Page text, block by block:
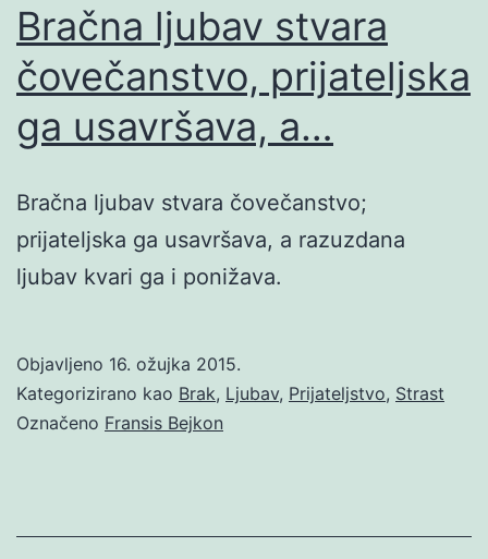
Bračna ljubav stvara
čovečanstvo, prijateljska
ga usavršava, a…
Bračna ljubav stvara čovečanstvo;
prijateljska ga usavršava, a razuzdana
ljubav kvari ga i ponižava.
Objavljeno 16. ožujka 2015.
Kategorizirano kao Brak, Ljubav, Prijateljstvo, Strast
Označeno Fransis Bejkon